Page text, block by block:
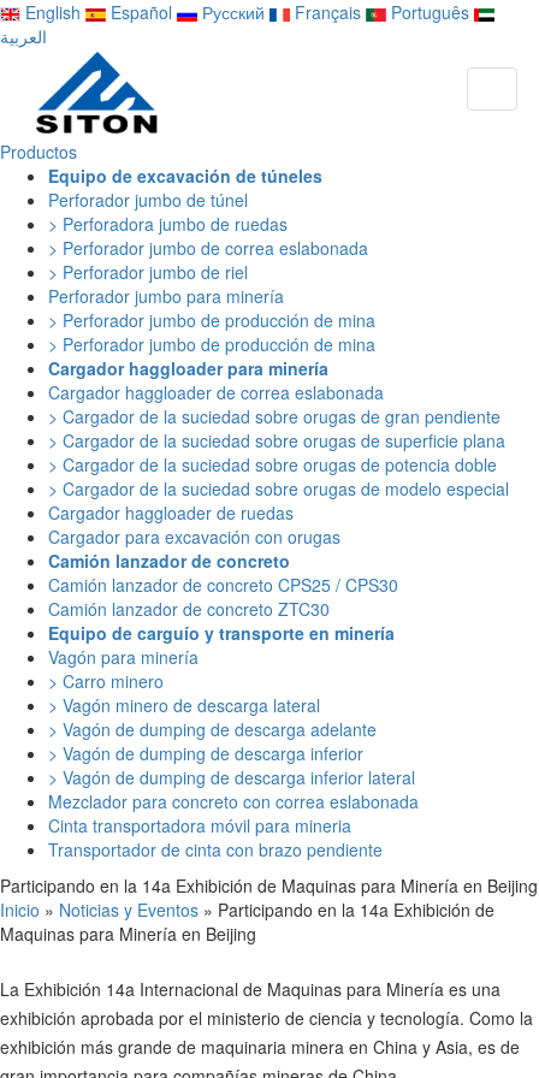
English Español Русский Français
Português
العربية
Productos
Equipo de excavación de túneles
Perforador jumbo de túnel
> Perforadora jumbo de ruedas
> Perforador jumbo de correa eslabonada
> Perforador jumbo de riel
Perforador jumbo para minería
> Perforador jumbo de producción de mina
> Perforador jumbo de producción de mina
Cargador haggloader para minería
Cargador haggloader de correa eslabonada
> Cargador de la suciedad sobre orugas de gran pendiente
> Cargador de la suciedad sobre orugas de superficie plana
> Cargador de la suciedad sobre orugas de potencia doble
> Cargador de la suciedad sobre orugas de modelo especial
Cargador haggloader de ruedas
Cargador para excavación con orugas
Camión lanzador de concreto
Camión lanzador de concreto CPS25 / CPS30
Camión lanzador de concreto ZTC30
Equipo de carguío y transporte en minería
Vagón para minería
> Carro minero
> Vagón minero de descarga lateral
> Vagón de dumping de descarga adelante
> Vagón de dumping de descarga inferior
> Vagón de dumping de descarga inferior lateral
Mezclador para concreto con correa eslabonada
Cinta transportadora móvil para mineria
Transportador de cinta con brazo pendiente
Participando en la 14a Exhibición de Maquinas para Minería en Beijing
Inicio » Noticias y Eventos » Participando en la 14a Exhibición de
Maquinas para Minería en Beijing
La Exhibición 14a Internacional de Maquinas para Minería es una
exhibición aprobada por el ministerio de ciencia y tecnología. Como la
exhibición más grande de maquinaria minera en China y Asia, es de